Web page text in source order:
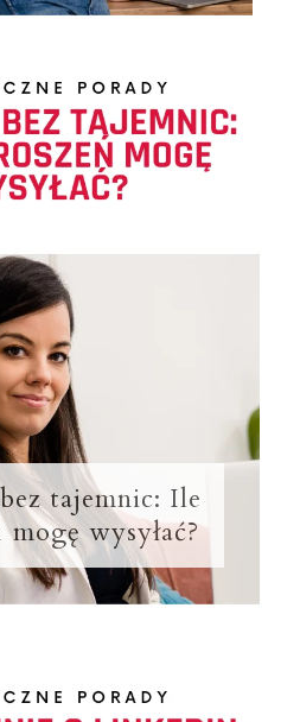
tajemnic: Ile
mogę wysyłać?